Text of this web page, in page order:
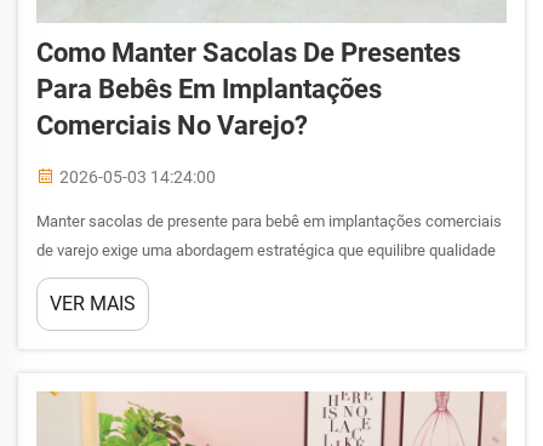
Como Manter Sacolas De Presentes
Para Bebês Em Implantações
Comerciais No Varejo?
2026-05-03 14:24:00
Manter sacolas de presente para bebê em implantações comerciais
de varejo exige uma abordagem estratégica que equilibre qualidade
de apresentação, eficiência operacional e satisfação do cliente.
Para gerentes de varejo e equipes de merchandising que trabalham
VER MAIS